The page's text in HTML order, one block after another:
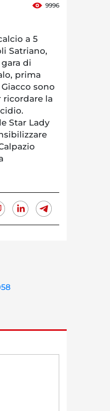
9996
a 5
Satriano,
di
prima
sono
ricordare la
Star Lady